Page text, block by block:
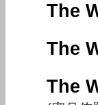
The
The
The